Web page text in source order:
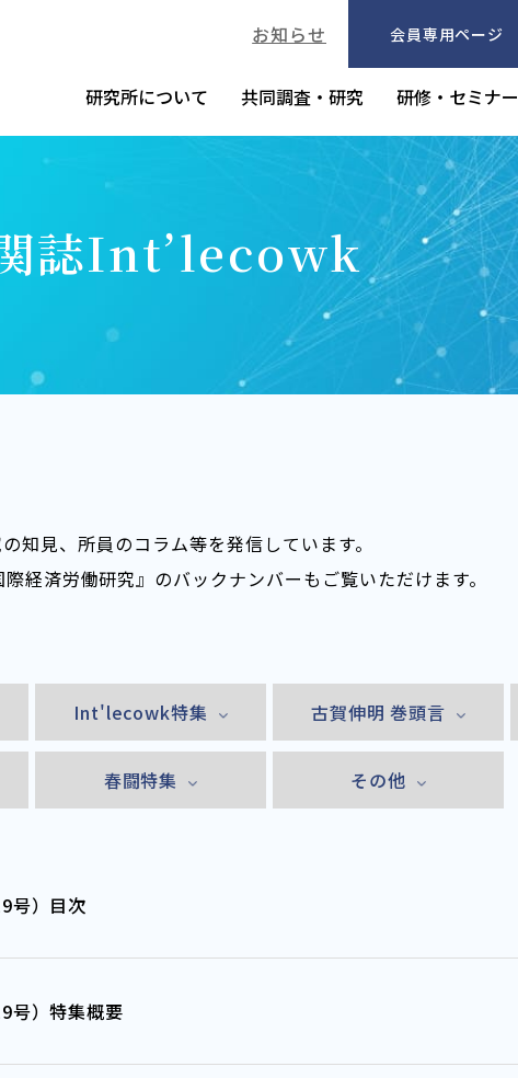
お知らせ 会員専用ページ
研究所について 共同調査・研究 研修・セミナー
誌Int’lecowk
知見、所員のコラム等を発信しています。
経済労働研究』のバックナンバーもご覧いただけます。
Int'lecowk特集 古賀伸明 巻頭言
春闘特集 その他
号）目次
）特集概要